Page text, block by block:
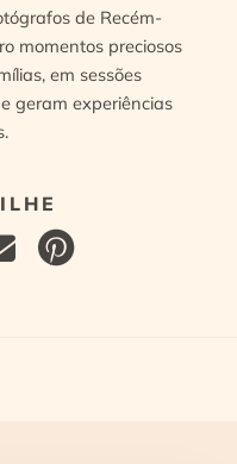
de Recém-
momentos preciosos
em sessões
geram experiências